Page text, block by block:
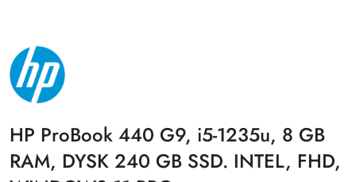
NAZWA
PRODUCENTA:
HP
HP ProBook 440 G9, i5-1235u, 8 GB
RAM, DYSK 240 GB SSD. INTEL, FHD,